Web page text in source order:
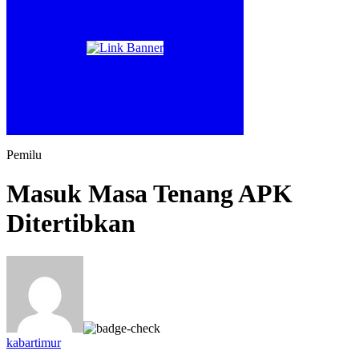
Pemilu
Masuk Masa Tenang APK
Ditertibkan
kabartimur